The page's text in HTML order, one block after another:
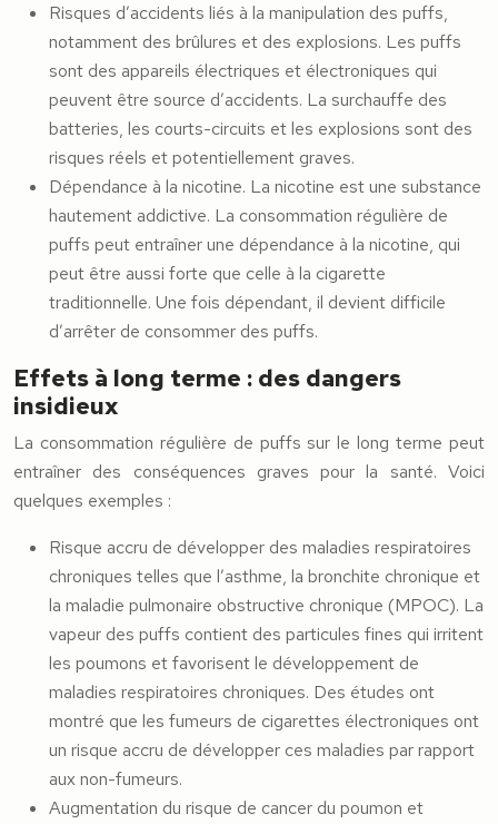
Risques d’accidents liés à la manipulation des puffs,
notamment des brûlures et des explosions. Les puffs
sont des appareils électriques et électroniques qui
peuvent être source d’accidents. La surchauffe des
batteries, les courts-circuits et les explosions sont des
risques réels et potentiellement graves.
Dépendance à la nicotine. La nicotine est une substance
hautement addictive. La consommation régulière de
puffs peut entraîner une dépendance à la nicotine, qui
peut être aussi forte que celle à la cigarette
traditionnelle. Une fois dépendant, il devient difficile
d’arrêter de consommer des puffs.
Effets à long terme : des dangers
insidieux
La consommation régulière de puffs sur le long terme peut
entraîner des conséquences graves pour la santé. Voici
quelques exemples :
Risque accru de développer des maladies respiratoires
chroniques telles que l’asthme, la bronchite chronique et
la maladie pulmonaire obstructive chronique (MPOC). La
vapeur des puffs contient des particules fines qui irritent
les poumons et favorisent le développement de
maladies respiratoires chroniques. Des études ont
montré que les fumeurs de cigarettes électroniques ont
un risque accru de développer ces maladies par rapport
aux non-fumeurs.
Augmentation du risque de cancer du poumon et